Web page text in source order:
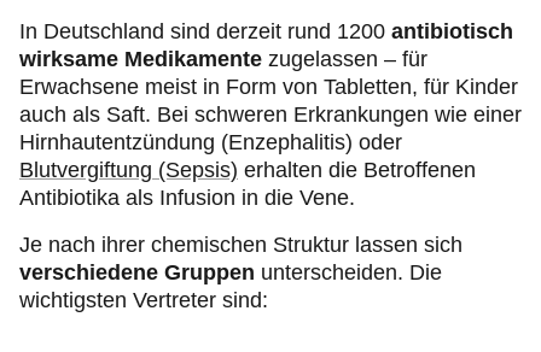
In Deutschland sind derzeit rund 1200 antibiotisch
wirksame Medikamente zugelassen – für
Erwachsene meist in Form von Tabletten, für Kinder
auch als Saft. Bei schweren Erkrankungen wie einer
Hirnhautentzündung (Enzephalitis) oder
Blutvergiftung (Sepsis) erhalten die Betroffenen
Antibiotika als Infusion in die Vene.
Je nach ihrer chemischen Struktur lassen sich
verschiedene Gruppen unterscheiden. Die
wichtigsten Vertreter sind: